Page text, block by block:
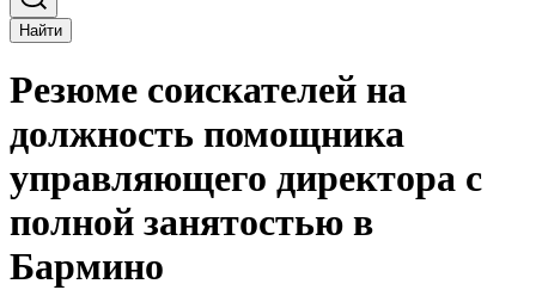
Найти
Резюме соискателей на
должность помощника
управляющего директора с
полной занятостью в
Бармино